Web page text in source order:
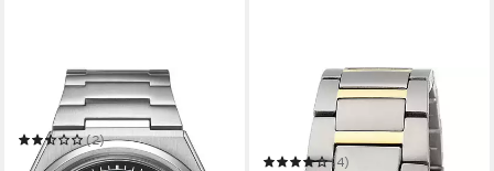
CITIZEN
Solaruhr AW0130-85XC
(2)
ab 310,61 € UVP349,00 €
Funkuhr Everest Lady ELT-
11672-12M
(4)